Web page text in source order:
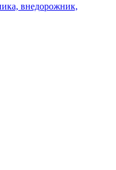
внедорожник,